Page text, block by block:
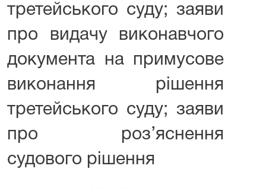
третейського суду; заяви
про видачу виконавчого
документа на примусове
виконання рішення
третейського суду; заяви
про роз’яснення
судового рішення